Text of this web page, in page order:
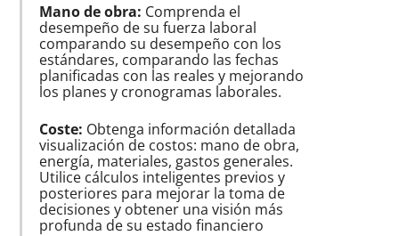
Mano de obra: Comprenda el
desempeño de su fuerza laboral
comparando su desempeño con los
estándares, comparando las fechas
planificadas con las reales y mejorando
los planes y cronogramas laborales.
Coste: Obtenga información detallada
visualización de costos: mano de obra,
energía, materiales, gastos generales.
Utilice cálculos inteligentes previos y
posteriores para mejorar la toma de
decisiones y obtener una visión más
profunda de su estado financiero